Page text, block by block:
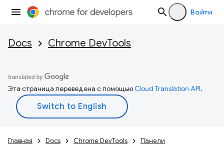
Войти
Docs Chrome DevTools
Эта страница переведена с помощьюCloud Translation API.
Главная Docs Chrome DevTools Панели